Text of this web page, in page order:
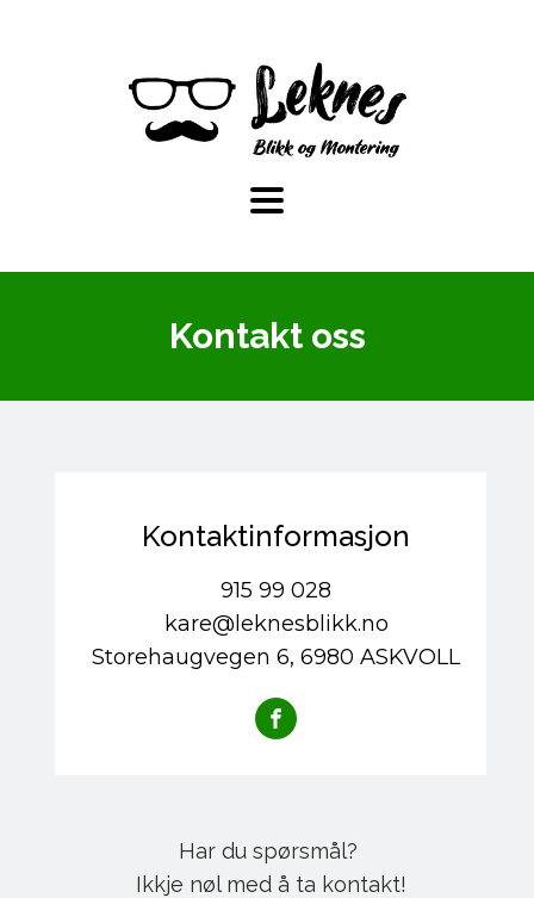
Kontakt oss
Kontaktinformasjon
915 99 028
kare@leknesblikk.no
Storehaugvegen 6, 6980 ASKVOLL
Har du spørsmål?
Ikkje nøl med å ta kontakt!